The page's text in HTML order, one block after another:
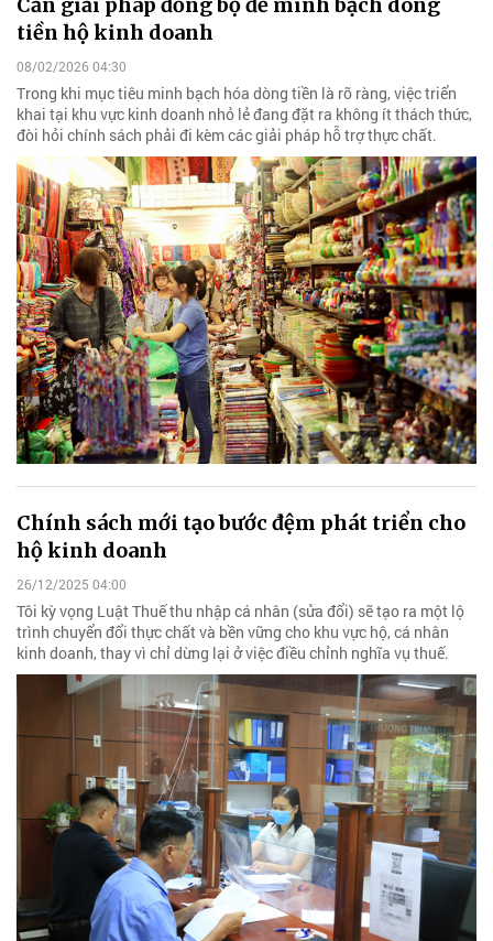
tiền hộ kinh doanh
08/02/2026 04:30
Trong khi mục tiêu minh bạch hóa dòng tiền là rõ ràng, việc triển
khai tại khu vực kinh doanh nhỏ lẻ đang đặt ra không ít thách thức,
đòi hỏi chính sách phải đi kèm các giải pháp hỗ trợ thực chất.
Chính sách mới tạo bước đệm phát triển cho
hộ kinh doanh
26/12/2025 04:00
Tôi kỳ vọng Luật Thuế thu nhập cá nhân (sửa đổi) sẽ tạo ra một lộ
trình chuyển đổi thực chất và bền vững cho khu vực hộ, cá nhân
kinh doanh, thay vì chỉ dừng lại ở việc điều chỉnh nghĩa vụ thuế.